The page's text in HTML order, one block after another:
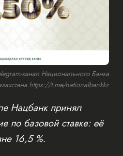
канал Национального Банка
https://t.me/nationalbankkz
Нацбанк принял
по базовой ставке: её
16,5 %.